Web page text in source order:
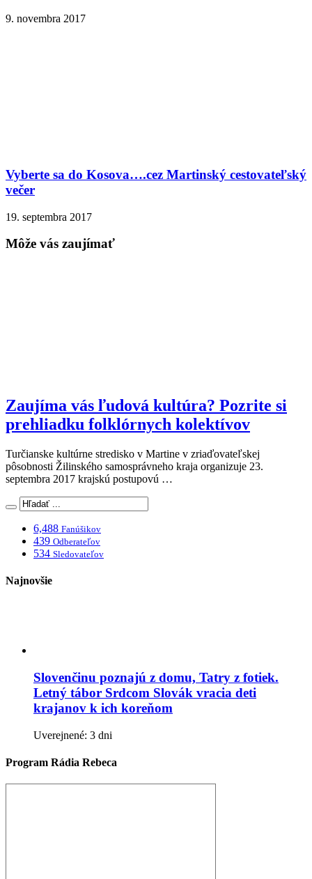
9. novembra 2017
Vyberte sa do Kosova….cez Martinský cestovateľský
večer
19. septembra 2017
Môže vás zaujímať
Zaujíma vás ľudová kultúra? Pozrite si
prehliadku folklórnych kolektívov
Turčianske kultúrne stredisko v Martine v zriaďovateľskej
pôsobnosti Žilinského samosprávneho kraja organizuje 23.
septembra 2017 krajskú postupovú …
6,488 Fanúšikov
439 Odberateľov
534 Sledovateľov
Najnovšie
Slovenčinu poznajú z domu, Tatry z fotiek.
Letný tábor Srdcom Slovák vracia deti
krajanov k ich koreňom
Uverejnené: 3 dni
Program Rádia Rebeca